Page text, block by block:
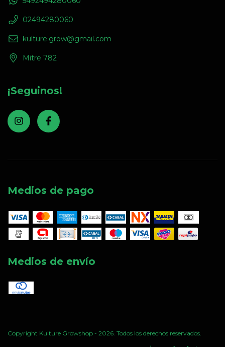
02494280060
kulture.grow@gmail.com
Mitre 782
¡Seguinos!
Medios de pago
Medios de envío
Copyright Kulture Growshop - 2026. Todos los derechos reservados.